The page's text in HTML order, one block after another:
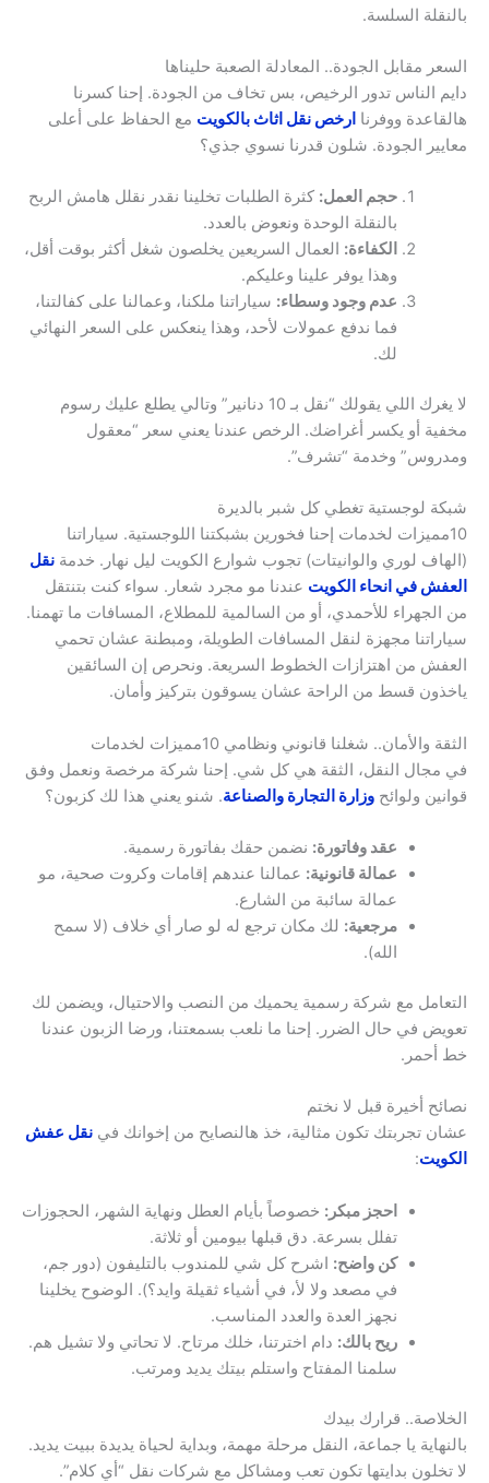
بالنقلة السلسة.
السعر مقابل الجودة.. المعادلة الصعبة حليناها
دايم الناس تدور الرخيص، بس تخاف من الجودة. إحنا كسرنا
هالقاعدة ووفرنا ارخص نقل اثاث بالكويت مع الحفاظ على أعلى
معايير الجودة. شلون قدرنا نسوي جذي؟
حجم العمل: كثرة الطلبات تخلينا نقدر نقلل هامش الربح
بالنقلة الوحدة ونعوض بالعدد.
الكفاءة: العمال السريعين يخلصون شغل أكثر بوقت أقل،
وهذا يوفر علينا وعليكم.
عدم وجود وسطاء: سياراتنا ملكنا، وعمالنا على كفالتنا،
فما ندفع عمولات لأحد، وهذا ينعكس على السعر النهائي
لك.
لا يغرك اللي يقولك “نقل بـ 10 دنانير” وتالي يطلع عليك رسوم
مخفية أو يكسر أغراضك. الرخص عندنا يعني سعر “معقول
ومدروس” وخدمة “تشرف”.
شبكة لوجستية تغطي كل شبر بالديرة
10مميزات لخدمات إحنا فخورين بشبكتنا اللوجستية. سياراتنا
(الهاف لوري والوانيتات) تجوب شوارع الكويت ليل نهار. خدمة نقل
العفش في انحاء الكويت عندنا مو مجرد شعار. سواء كنت بتنتقل
من الجهراء للأحمدي، أو من السالمية للمطلاع، المسافات ما تهمنا.
سياراتنا مجهزة لنقل المسافات الطويلة، ومبطنة عشان تحمي
العفش من اهتزازات الخطوط السريعة. ونحرص إن السائقين
ياخذون قسط من الراحة عشان يسوقون بتركيز وأمان.
الثقة والأمان.. شغلنا قانوني ونظامي 10مميزات لخدمات
في مجال النقل، الثقة هي كل شي. إحنا شركة مرخصة ونعمل وفق
قوانين ولوائح وزارة التجارة والصناعة. شنو يعني هذا لك كزبون؟
عقد وفاتورة: نضمن حقك بفاتورة رسمية.
عمالة قانونية: عمالنا عندهم إقامات وكروت صحية، مو
عمالة سائبة من الشارع.
مرجعية: لك مكان ترجع له لو صار أي خلاف (لا سمح
الله).
التعامل مع شركة رسمية يحميك من النصب والاحتيال، ويضمن لك
تعويض في حال الضرر. إحنا ما نلعب بسمعتنا، ورضا الزبون عندنا
خط أحمر.
نصائح أخيرة قبل لا نختم
عشان تجربتك تكون مثالية، خذ هالنصايح من إخوانك في نقل عفش
الكويت:
احجز مبكر: خصوصاً بأيام العطل ونهاية الشهر، الحجوزات
تفلل بسرعة. دق قبلها بيومين أو ثلاثة.
كن واضح: اشرح كل شي للمندوب بالتليفون (دور جم،
في مصعد ولا لأ، في أشياء ثقيلة وايد؟). الوضوح يخلينا
نجهز العدة والعدد المناسب.
ريح بالك: دام اخترتنا، خلك مرتاح. لا تحاتي ولا تشيل هم.
سلمنا المفتاح واستلم بيتك يديد ومرتب.
الخلاصة.. قرارك بيدك
بالنهاية يا جماعة، النقل مرحلة مهمة، وبداية لحياة يديدة ببيت يديد.
لا تخلون بدايتها تكون تعب ومشاكل مع شركات نقل “أي كلام”.